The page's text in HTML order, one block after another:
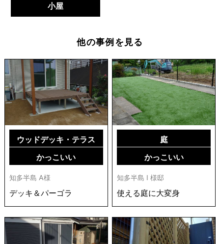
小屋
他の事例を見る
ウッドデッキ・テラス
かっこいい
知多半島 A様
デッキ＆パーゴラ
庭
かっこいい
知多半島 I 様邸
使える庭に大変身